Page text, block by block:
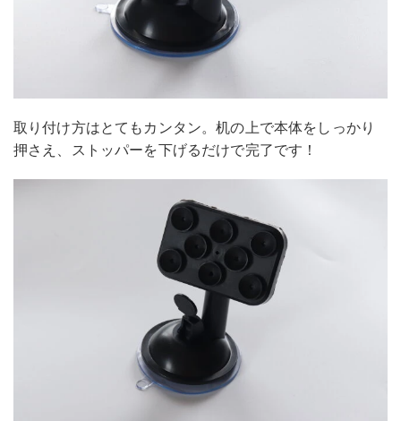
取り付け方はとてもカンタン。机の上で本体をしっかり
押さえ、ストッパーを下げるだけで完了です！